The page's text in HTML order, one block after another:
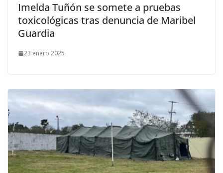
Imelda Tuñón se somete a pruebas
toxicológicas tras denuncia de Maribel
Guardia
23 enero 2025